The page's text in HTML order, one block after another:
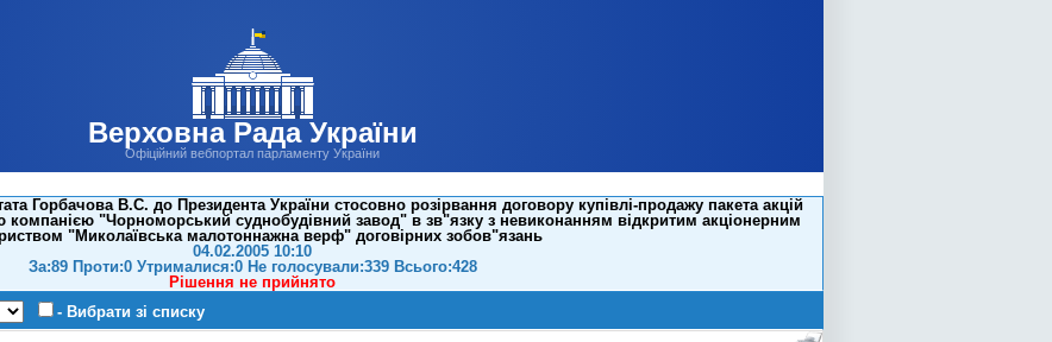
Верховна Рада України
Офіційний вебпортал парламенту України
Горбачова В.С. до Президента України стосовно розірвання договору купівлі-продажу пакета акцій
"Чорноморський суднобудівний завод" в зв"язку з невиконанням відкритим акціонерним
"Миколаївська малотоннажна верф" договірних зобов"язань
04.02.2005 10:10
За:89 Проти:0 Утрималися:0 Не голосували:339 Всього:428
Рішення не прийнято
- Вибрати зі списку